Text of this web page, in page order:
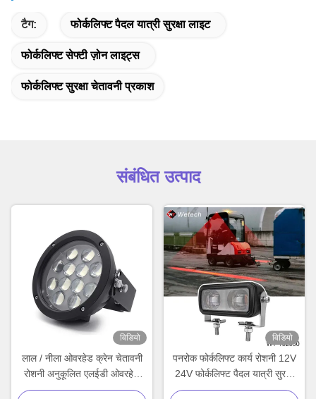
टैग: फोर्कलिफ्ट पैदल यात्री सुरक्षा लाइट
फोर्कलिफ्ट सेफ्टी ज़ोन लाइट्स
फोर्कलिफ्ट सुरक्षा चेतावनी प्रकाश
संबंधित उत्पाद
विडियो
लाल / नीला ओवरहेड क्रेन चेतावनी
रोशनी अनुकूलित एलईडी ओवरहेड
क्रेन रोशनी
विडियो
पनरोक फोर्कलिफ्ट कार्य रोशनी 12V
24V फोर्कलिफ्ट पैदल यात्री सुरक्षा
रोशनी 30W